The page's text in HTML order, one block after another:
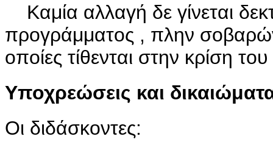
Καμία αλλαγή δε γίνεται
προγράμματος , πλην
οποίες τίθενται στην κρίση
Υποχρεώσεις και
Οι διδάσκοντες: